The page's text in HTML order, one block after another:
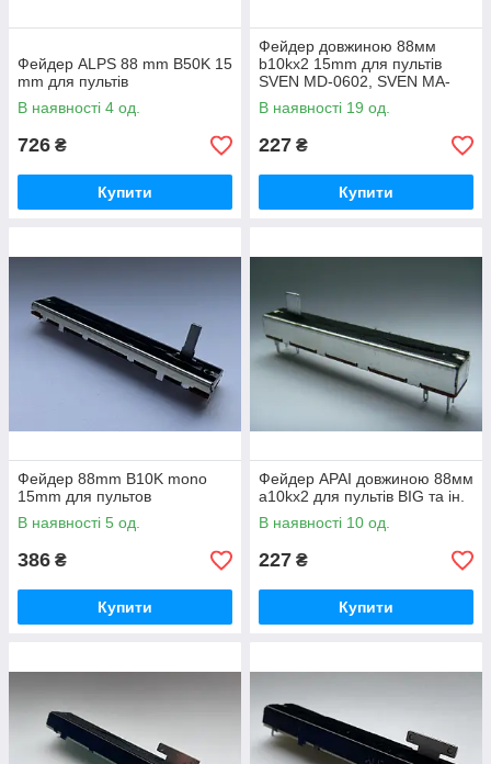
Фейдер ALPS 88 mm B50K 15
mm для пультів
В наявності 4 од.
726 ₴
Купити
Фейдер довжиною 88мм
b10kx2 15mm для пультів
SVEN MD-0602, SVEN MA-
0602D
В наявності 19 од.
227 ₴
Купити
Фейдер 88mm B10K mono
15mm для пультов
В наявності 5 од.
386 ₴
Купити
Фейдер APAI довжиною 88мм
a10kx2 для пультів BIG та ін.
В наявності 10 од.
227 ₴
Купити